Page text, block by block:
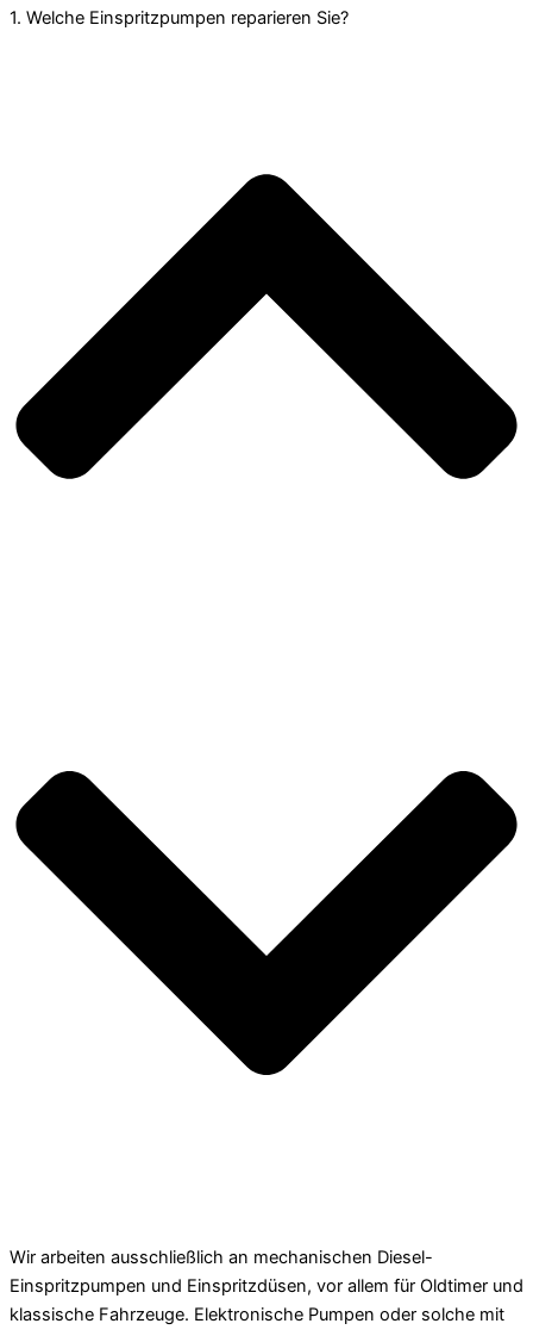
1. Welche Einspritzpumpen reparieren Sie?
Wir arbeiten ausschließlich an mechanischen Diesel-
Einspritzpumpen und Einspritzdüsen, vor allem für Oldtimer und
klassische Fahrzeuge. Elektronische Pumpen oder solche mit